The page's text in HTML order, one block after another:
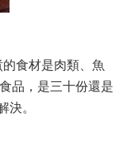
食材是肉類、魚
品，是三十份還是
決。